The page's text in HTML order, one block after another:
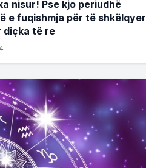
nisur! Pse kjo periudhë
e fuqishmja për të shkëlqyer
diçka të re